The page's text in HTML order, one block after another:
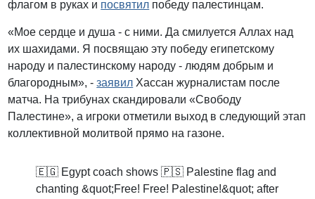
флагом в руках и посвятил победу палестинцам.
«Мое сердце и душа - с ними. Да смилуется Аллах над
их шахидами. Я посвящаю эту победу египетскому
народу и палестинскому народу - людям добрым и
благородным», -заявил Хассан журналистам после
матча. На трибунах скандировали «Свободу
Палестине», а игроки отметили выход в следующий этап
коллективной молитвой прямо на газоне.
🇪🇬 Egypt coach shows 🇵🇸 Palestine flag and
chanting &quot;Free! Free! Palestine!&quot; after